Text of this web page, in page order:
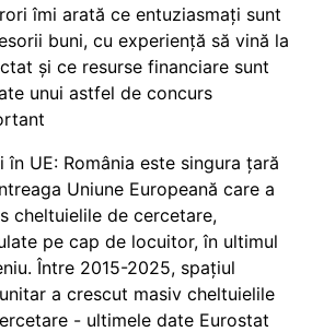
îmi arată ce entuziasmați sunt
buni, cu experiență să vină la
și ce resurse financiare sunt
unui astfel de concurs
în UE: România este singura țară
Uniune Europeană care a
cheltuielile de cercetare,
pe cap de locuitor, în ultimul
Între 2015-2025, spațiul
a crescut masiv cheltuielile
- ultimele date Eurostat